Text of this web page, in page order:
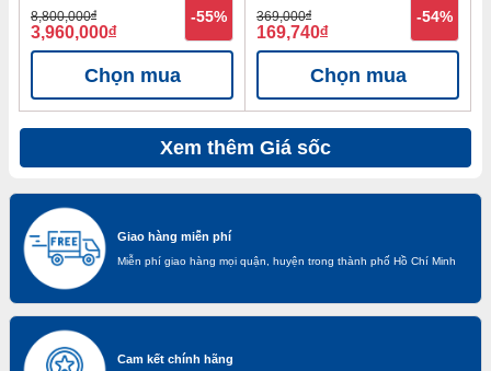
8,800,000đ
3,960,000đ
-55%
Chọn mua
369,000đ
169,740đ
-54%
Chọn mua
Xem thêm Giá sốc
Giao hàng miễn phí
Miễn phí giao hàng mọi quận, huyện trong thành phố Hồ Chí Minh
Cam kết chính hãng